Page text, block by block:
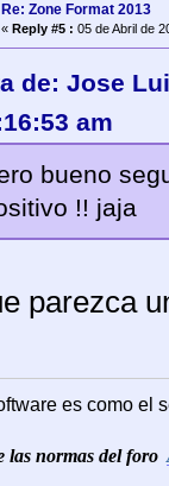
Re: Zone Format 2013
« Reply #5 : 05 de Abril de
de: Jose
am
bueno
!! jaja
parezca
es como el
las normas del foro